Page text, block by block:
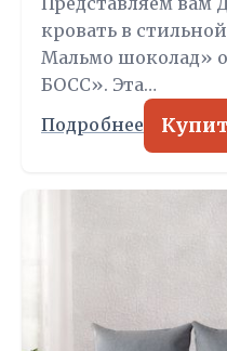
кровать в
Мальмо шоколад»
БОСС». Эта…
Подробнее